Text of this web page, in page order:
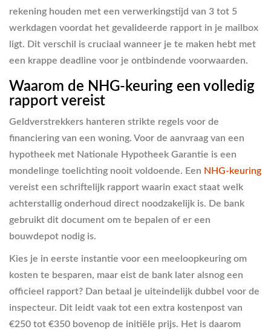
rekening houden met een verwerkingstijd van 3 tot 5
werkdagen voordat het gevalideerde rapport in je mailbox
ligt. Dit verschil is cruciaal wanneer je te maken hebt met
een krappe deadline voor je ontbindende voorwaarden.
Waarom de NHG-keuring een volledig
rapport vereist
Geldverstrekkers hanteren strikte regels voor de
financiering van een woning. Voor de aanvraag van een
hypotheek met Nationale Hypotheek Garantie is een
mondelinge toelichting nooit voldoende. Een NHG-keuring
vereist een schriftelijk rapport waarin exact staat welk
achterstallig onderhoud direct noodzakelijk is. De bank
gebruikt dit document om te bepalen of er een
bouwdepot nodig is.
Kies je in eerste instantie voor een meeloopkeuring om
kosten te besparen, maar eist de bank later alsnog een
officieel rapport? Dan betaal je uiteindelijk dubbel voor de
inspecteur. Dit leidt vaak tot een extra kostenpost van
€250 tot €350 bovenop de initiële prijs. Het is daarom